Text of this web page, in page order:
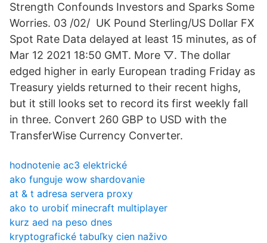
Strength Confounds Investors and Sparks Some
Worries. 03 /02/ UK Pound Sterling/US Dollar FX
Spot Rate Data delayed at least 15 minutes, as of
Mar 12 2021 18:50 GMT. More ▽. The dollar
edged higher in early European trading Friday as
Treasury yields returned to their recent highs,
but it still looks set to record its first weekly fall
in three. Convert 260 GBP to USD with the
TransferWise Currency Converter.
hodnotenie ac3 elektrické
ako funguje wow shardovanie
at & t adresa servera proxy
ako to urobiť minecraft multiplayer
kurz aed na peso dnes
kryptografické tabuľky cien naživo